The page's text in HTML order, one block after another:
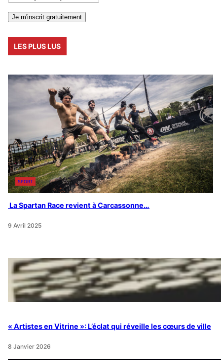
LES PLUS LUS
SPORT
La Spartan Race revient à Carcassonne…
9 Avril 2025
« Artistes en Vitrine »: L’éclat qui réveille les cœurs de ville
8 Janvier 2026